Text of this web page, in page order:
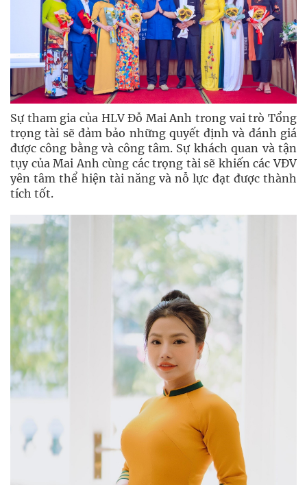
Sự tham gia của HLV Đỗ Mai Anh trong vai trò Tổng
trọng tài sẽ đảm bảo những quyết định và đánh giá
được công bằng và công tâm. Sự khách quan và tận
tụy của Mai Anh cùng các trọng tài sẽ khiến các VĐV
yên tâm thể hiện tài năng và nỗ lực đạt được thành
tích tốt.